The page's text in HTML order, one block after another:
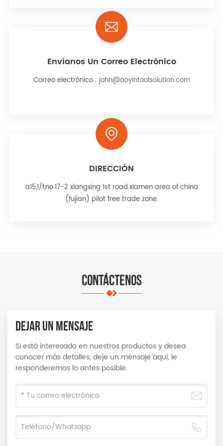
Envíanos Un Correo Electrónico
Correo electrónico : john@aoyintoolsolution.com
DIRECCIÓN
a15,1/f,no.17-2 xiangxing 1st road.xiamen area of china
(fujian) pilot free trade zone.
CONTÁCTENOS
DEJAR UN MENSAJE
Si está interesado en nuestros productos y desea
conocer más detalles, deje un mensaje aquí, le
responderemos lo antes posible.